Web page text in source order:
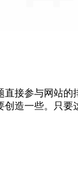
参与网站的
造一些。只要